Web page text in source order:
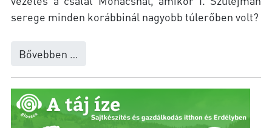
serege minden korábbinál nagyobb túlerőben volt?
Bővebben …